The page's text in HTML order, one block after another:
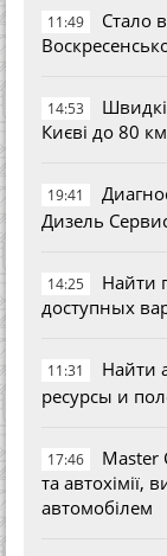
11:49
Стало
14:53
Києві до 80
19:41
Дизель
14:25
Найти
доступных
11:31
Найти
ресурсы и
17:46
Master
та автохімії,
автомобілем